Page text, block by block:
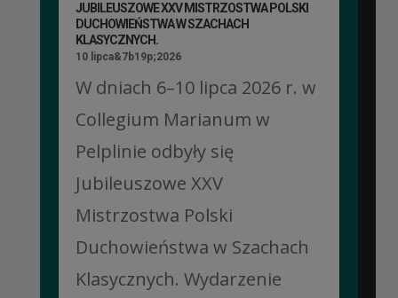
JUBILEUSZOWE XXV MISTRZOSTWA POLSKI
DUCHOWIEŃSTWA W SZACHACH
KLASYCZNYCH.
10 lipca&7b19p;2026
W dniach 6–10 lipca 2026 r. w
Collegium Marianum w
Pelplinie odbyły się
Jubileuszowe XXV
Mistrzostwa Polski
Duchowieństwa w Szachach
Klasycznych. Wydarzenie